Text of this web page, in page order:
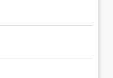
有給休暇・育児休暇・夏